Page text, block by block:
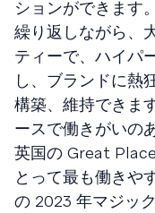
ションができます
繰り返しながら、
ティーで、ハイパ
し、ブランドに熱
構築、維持できま
ースで働きがいの
英国の Great
とって最も働きや
の 2023 年マジッ